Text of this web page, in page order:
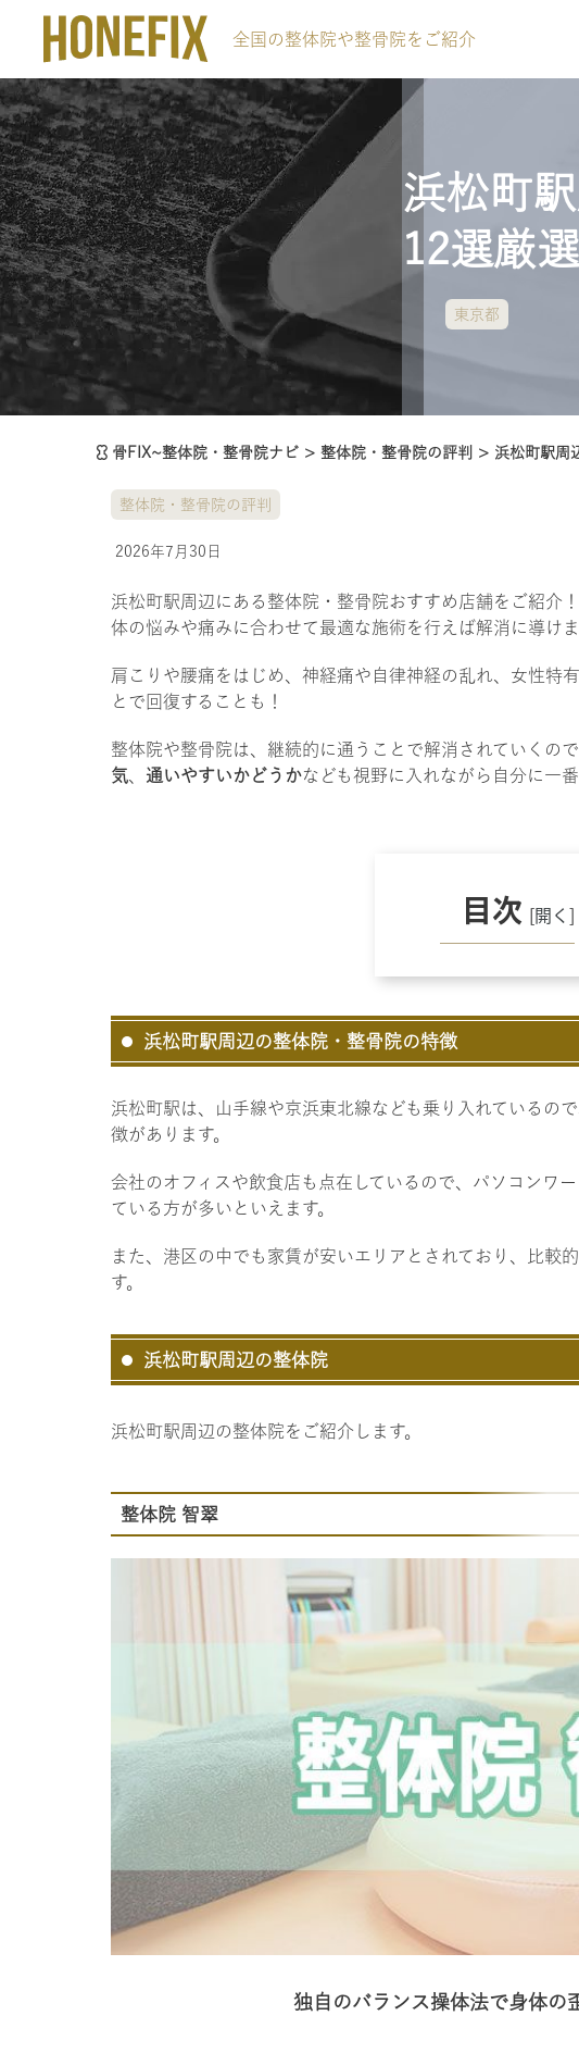
全国の整体院や整骨院をご紹介
浜松町
12選厳
東京都
骨FIX~整体院・整骨院ナビ > 整体院・整骨院の評判 > 浜松町駅周
整体院・整骨院の評判
2026年7月30日
浜松町駅周辺にある整体院・整骨院おすすめ店舗をご紹介！
体の悩みや痛みに合わせて最適な施術を行えば解消に導けま
肩こりや腰痛をはじめ、神経痛や自律神経の乱れ、女性特
とで回復することも！
整体院や整骨院は、継続的に通うことで解消されていくの
気
通いやすいかどうかなども視野に入れながら自分に一
目次 [開く]
浜松町駅周辺の整体院・整骨院の特徴
浜松町駅は、山手線や京浜東北線なども乗り入れているの
徴があります。
会社のオフィスや飲食店も点在しているので、パソコンワ
ている方が多いといえます。
また、港区の中でも家賃が安いエリアとされており、比較
す。
浜松町駅周辺の整体院
浜松町駅周辺の整体院をご紹介します。
整体院 智翠
独自のバランス操体法で身体の